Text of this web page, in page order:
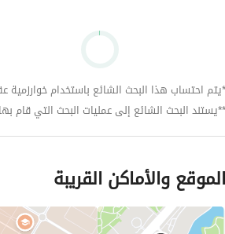
*يتم احتساب هذا البحث الشائع باستخدام خوارزمية
**يستند البحث الشائع إلى عمليات البحث التي قام بها
الموقع والأماكن القريبة